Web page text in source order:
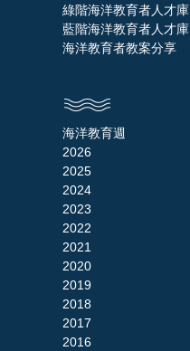
綠階海洋教育者人才庫
藍階海洋教育者人才庫
海洋教育者教案分享
海洋教育週
2026
2025
2024
2023
2022
2021
2020
2019
2018
2017
2016